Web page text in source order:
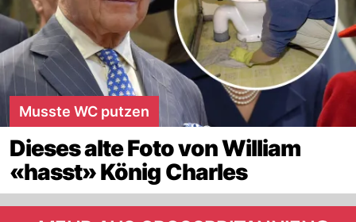
Musste WC putzen
Dieses alte Foto von William
«hasst» König Charles